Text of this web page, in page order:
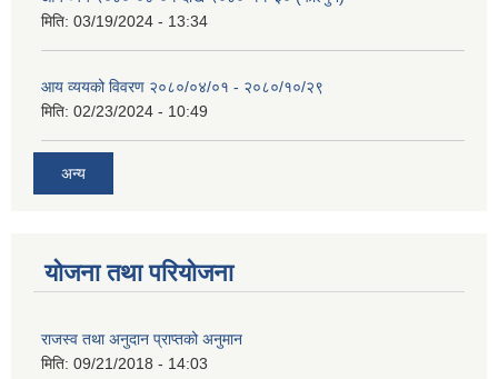
मिति: 03/19/2024 - 13:34
आय व्ययको विवरण २०८०/०४/०१ - २०८०/१०/२९
मिति: 02/23/2024 - 10:49
अन्य
योजना तथा परियोजना
राजस्व तथा अनुदान प्राप्तको अनुमान
मिति: 09/21/2018 - 14:03